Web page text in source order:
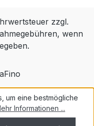
zzgl.
wenn
um eine bestmögliche
Informationen ...